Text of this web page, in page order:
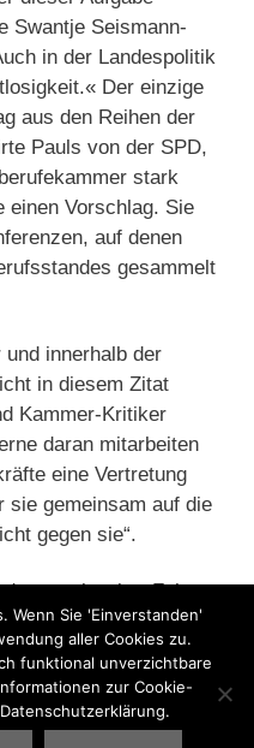
Swantje Seismann-
in der Landespolitik
Der einzige
aus den Reihen der
Pauls von der SPD,
stark
einen Vorschlag. Sie
auf denen
gesammelt
innerhalb der
in diesem Zitat
Kammer-Kritiker
daran mitarbeiten
eine Vertretung
sie gemeinsam auf die
gegen sie“.
mal weiter Fakten
fragmentierten
Wenn Sie 'Einverstanden'
aller Cookies zu.
funktional unverzichtbare
zur Cookie-